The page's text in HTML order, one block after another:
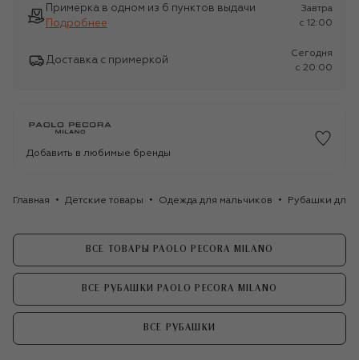
Примерка в одном из 6 пунктов выдачи
Подробнее
Завтра
c 12:00
Доставка с примеркой
Сегодня
c 20:00
Добавить в любимые бренды
Главная Детские товары Одежда для мальчиков Рубашки для
ВСЕ ТОВАРЫ PAOLO PECORA MILANO
ВСЕ РУБАШКИ PAOLO PECORA MILANO
ВСЕ РУБАШКИ